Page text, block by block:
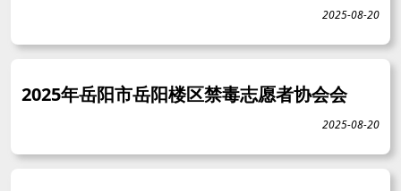
2025-08-20
2025年岳阳市岳阳楼区禁毒志愿者协会会
2025-08-20